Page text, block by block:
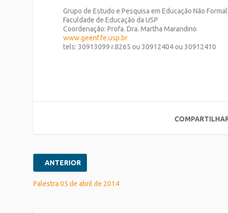
Grupo de Estudo e Pesquisa em Educação Não
Faculdade de Educação da USP
Coordenação: Profa. Dra. Martha Marandino
www.geenf.fe.usp.br
tels: 30913099 r.8265 ou 30912404 ou 30912410
ANTERIOR
Palestra 05 de abril de 2014